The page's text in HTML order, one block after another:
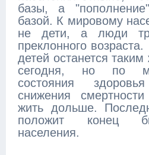
базы, а
базой. К мировому
не дети, а люди
преклонного
детей останется
сегодня, но по
состояния
снижения
жить дольше.
положит конец
населения.